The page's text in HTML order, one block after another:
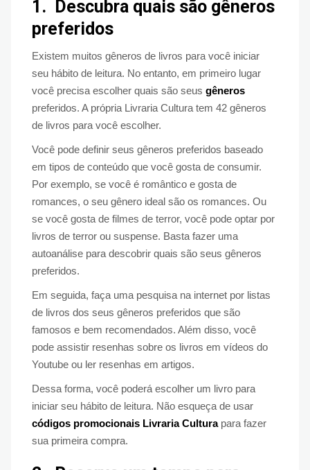
1.
Descubra quais são gêneros
preferidos
Existem muitos gêneros de livros para você iniciar
seu hábito de leitura. No entanto, em primeiro lugar
você precisa escolher quais são seus gêneros
preferidos. A própria Livraria Cultura tem 42 gêneros
de livros para você escolher.
Você pode definir seus gêneros preferidos baseado
em tipos de conteúdo que você gosta de consumir.
Por exemplo, se você é romântico e gosta de
romances, o seu gênero ideal são os romances. Ou
se você gosta de filmes de terror, você pode optar por
livros de terror ou suspense. Basta fazer uma
autoanálise para descobrir quais são seus gêneros
preferidos.
Em seguida, faça uma pesquisa na internet por listas
de livros dos seus gêneros preferidos que são
famosos e bem recomendados. Além disso, você
pode assistir resenhas sobre os livros em vídeos do
Youtube ou ler resenhas em artigos.
Dessa forma, você poderá escolher um livro para
iniciar seu hábito de leitura. Não esqueça de usar
códigos promocionais Livraria Culturapara fazer
sua primeira compra.